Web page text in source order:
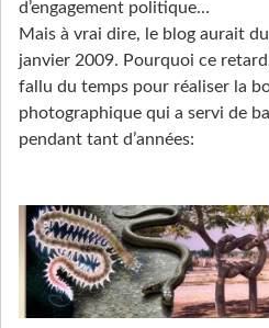
d’engagement politique…
Mais à vrai dire, le blog aurait
janvier 2009. Pourquoi ce
fallu du temps pour réaliser la
photographique qui a servi de
pendant tant d’années: